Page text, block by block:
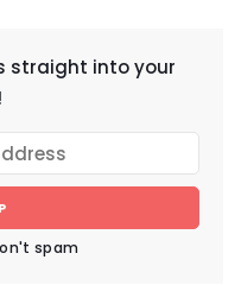
straight into your
spam